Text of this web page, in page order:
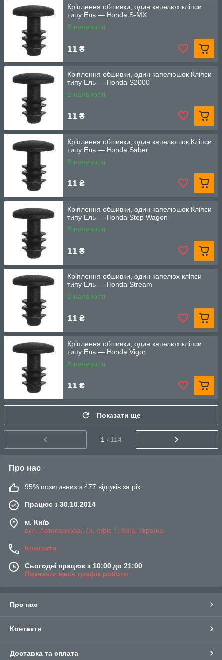
Кріплення обшивки, один капелюх кліпси
типу Ель — Honda S-MX
В наявності
11 ₴
Кріплення обшивки, один капелюшок Кліпси
типу Ель — Honda S2000
В наявності
11 ₴
Кріплення обшивки, один капелюшок Кліпси
типу Ель — Honda Saber
В наявності
11 ₴
Кріплення обшивки, один капелюшок Кліпси
типу Ель — Honda Step Wagon
В наявності
11 ₴
Кріплення обшивки, один капелюх кліпси
типу Ель — Honda Stream
В наявності
11 ₴
Кріплення обшивки, один капелюх кліпси
типу Ель — Honda Vigor
В наявності
11 ₴
Показати ще
1 / 114
Про нас
95% позитивних з 477 відгуків за рік
Працює з 30.10.2014
м. Київ
вул. Автопаркова, 7а, офіс 7, Київ, Україна
Контакти
Сьогодні працює з 10:00 до 21:00
Показати весь графік роботи
Про нас
Контакти
Доставка та оплата